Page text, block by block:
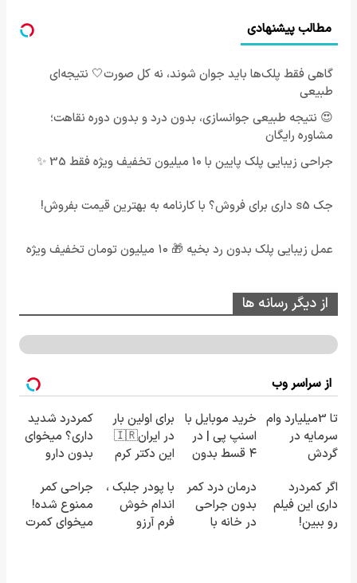
مطالب پیشنهادی
گاهی فقط پلک‌ها باید جوان شوند، نه کل صورت🤍 نتیجه‌ای
طبیعی
😍 نتیجه‌ طبیعی جوانسازی، بدون درد و بدون دوره نقاهت؛
مشاوره رایگان
جراحی زیبایی پلک پایین با 10 میلیون تخفیف ویژه فقط 35 ✨
جک s5 داری برای فروش؟ با کارنامه به بهترین قیمت بفروش!
عمل زیبایی پلک بدون رد بخیه 🎁 ۱۰ میلیون تومان تخفیف ویژه
از دیگر رسانه ها
از سراسر وب
تا 3میلیارد وام
سرمایه در
گردش
فروشگاهت رو
ثبت کن
خرید موبایل با
اسنپ پی | در
۴ قسط بدون
برای اولین بار
در ایران🇮🇷
این دکتر کرم
23 روزه
ساخت!
کمردرد شدید
داری؟ میخوای
بدون دارو
((پرسش‌نامه
رو پر کن))
اگر کمردرد
داری این فیلم
رو ببین!
درمان درد کمر
بدون جراحی
در خانه با
با پودر جلبک ،
اندام خوش
فرم آرزو
جراحی کمر
ممنوع شده!
میخوای کمرت